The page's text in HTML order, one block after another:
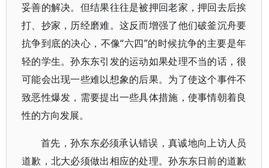
妥善的解决。但结果往往是被押回老家，押回去后挨
打、抄家，历经磨难。这反而增强了他们破釜沉舟要
抗争到底的决心，不像“六四”的时候抗争的主要是年
轻的学生。孙东东引发的运动如果处理不当的话，很
可能会出现一些难以想象的后果。为了使这个事件不
致恶性爆发，需要提出一些具体措施，使事情朝着良
性的方向发展。
首先，孙东东必须承认错误，真诚地向上访人员
道歉，北大必须做出相应的处理。孙东东日前的道歉